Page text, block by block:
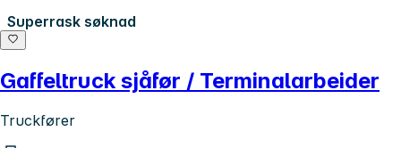
Superrask søknad
Gaffeltruck sjåfør / Terminalarbeider
Truckfører